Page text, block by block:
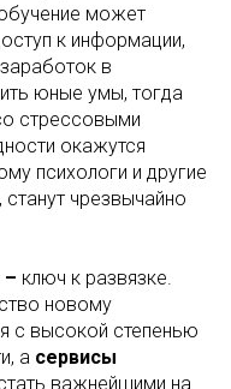
может
к информации,
в
юные умы, тогда
стрессовыми
окажутся
психологи и другие
чрезвычайно
– ключ к развязке.
новому
с высокой степенью
а сервисы
важнейшими на